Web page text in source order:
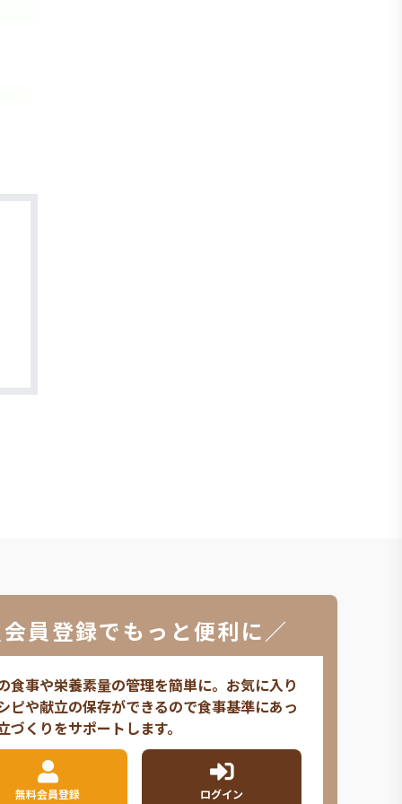
員登録でもっと便利に／
食事や栄養素量の管理を簡単に。お気に入り
ピや献立の保存ができるので食事基準にあっ
づくりをサポートします。
無料会員登録 ログイン